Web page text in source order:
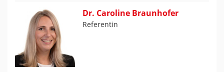
Dr. Caroline Braunhofer
Referentin